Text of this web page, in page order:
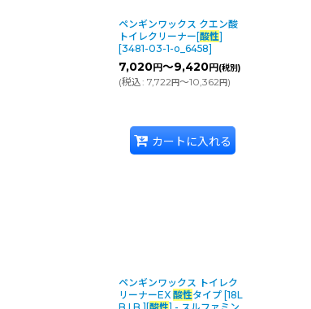
ペンギンワックス クエン酸
トイレクリーナー[酸性]
[3481-03-1-o_6458]
7,020円～9,420円 (税別)
(税込: 7,722円～10,362円)
カートに入れる
ペンギンワックス トイレク
リーナーEX 酸性タイプ [18L